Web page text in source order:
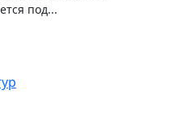
под...